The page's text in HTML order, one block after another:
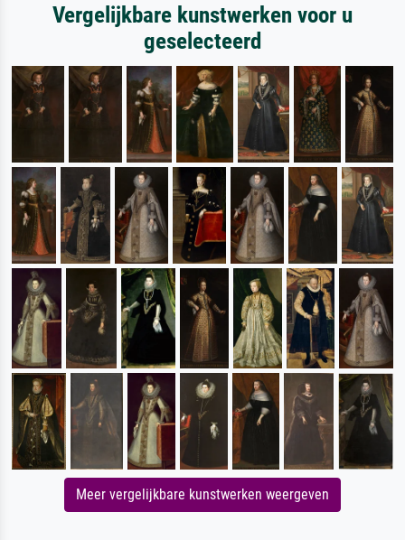
Vergelijkbare kunstwerken voor u
geselecteerd
Meer vergelijkbare kunstwerken weergeven